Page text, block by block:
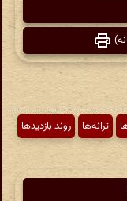
ترانه‌ها
روند بازدیدها